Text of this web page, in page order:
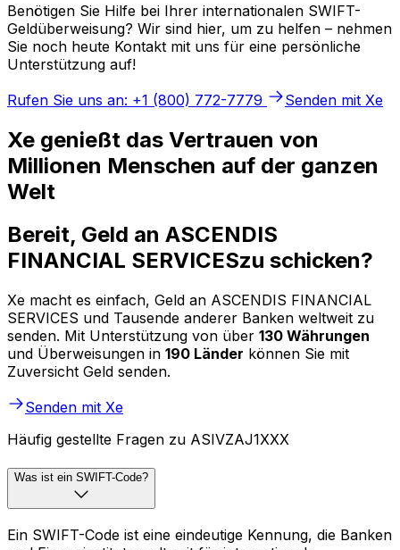
Benötigen Sie Hilfe bei Ihrer internationalen SWIFT-
Geldüberweisung? Wir sind hier, um zu helfen – nehmen
Sie noch heute Kontakt mit uns für eine persönliche
Unterstützung auf!
Rufen Sie uns an: +1 (800) 772-7779
Senden mit Xe
Xe genießt das Vertrauen von
Millionen Menschen auf der ganzen
Welt
Bereit, Geld an ASCENDIS
FINANCIAL SERVICESzu schicken?
Xe macht es einfach, Geld an ASCENDIS FINANCIAL
SERVICES und Tausende anderer Banken weltweit zu
senden. Mit Unterstützung von über 130 Währungen
und Überweisungen in 190 Länder können Sie mit
Zuversicht Geld senden.
Senden mit Xe
Häufig gestellte Fragen zu ASIVZAJ1XXX
Was ist ein SWIFT-Code?
Ein SWIFT-Code ist eine eindeutige Kennung, die Banken